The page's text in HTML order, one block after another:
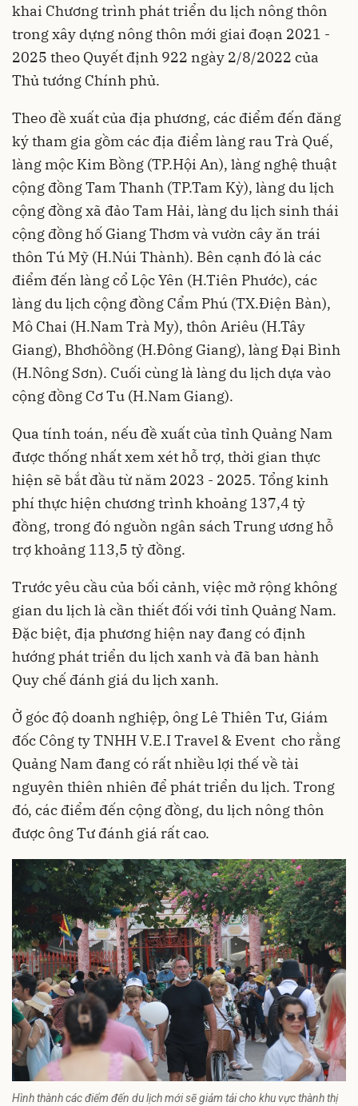
khai Chương trình phát triển du lịch nông thôn
trong xây dựng nông thôn mới giai đoạn 2021 -
2025 theo Quyết định 922 ngày 2/8/2022 của
Thủ tướng Chính phủ.
Theo đề xuất của địa phương, các điểm đến đăng
ký tham gia gồm các địa điểm làng rau Trà Quế,
làng mộc Kim Bồng (TP.Hội An), làng nghệ thuật
cộng đồng Tam Thanh (TP.Tam Kỳ), làng du lịch
cộng đồng xã đảo Tam Hải, làng du lịch sinh thái
cộng đồng hố Giang Thơm và vườn cây ăn trái
thôn Tú Mỹ (H.Núi Thành). Bên cạnh đó là các
điểm đến làng cổ Lộc Yên (H.Tiên Phước), các
làng du lịch cộng đồng Cẩm Phú (TX.Điện Bàn),
Mô Chai (H.Nam Trà My), thôn Ariêu (H.Tây
Giang), Bhơhôồng (H.Đông Giang), làng Đại Bình
(H.Nông Sơn). Cuối cùng là làng du lịch dựa vào
cộng đồng Cơ Tu (H.Nam Giang).
Qua tính toán, nếu đề xuất của tỉnh Quảng Nam
được thống nhất xem xét hỗ trợ, thời gian thực
hiện sẽ bắt đầu từ năm 2023 - 2025. Tổng kinh
phí thực hiện chương trình khoảng 137,4 tỷ
đồng, trong đó nguồn ngân sách Trung ương hỗ
trợ khoảng 113,5 tỷ đồng.
Trước yêu cầu của bối cảnh, việc mở rộng không
gian du lịch là cần thiết đối với tỉnh Quảng Nam.
Đặc biệt, địa phương hiện nay đang có định
hướng phát triển du lịch xanh và đã ban hành
Quy chế đánh giá du lịch xanh.
Ở góc độ doanh nghiệp, ông Lê Thiên Tư, Giám
đốc Công ty TNHH V.E.I Travel & Event cho rằng
Quảng Nam đang có rất nhiều lợi thế về tài
nguyên thiên nhiên để phát triển du lịch. Trong
đó, các điểm đến cộng đồng, du lịch nông thôn
được ông Tư đánh giá rất cao.
Hình thành các điểm đến du lịch mới sẽ giảm tải cho khu vực thành thị